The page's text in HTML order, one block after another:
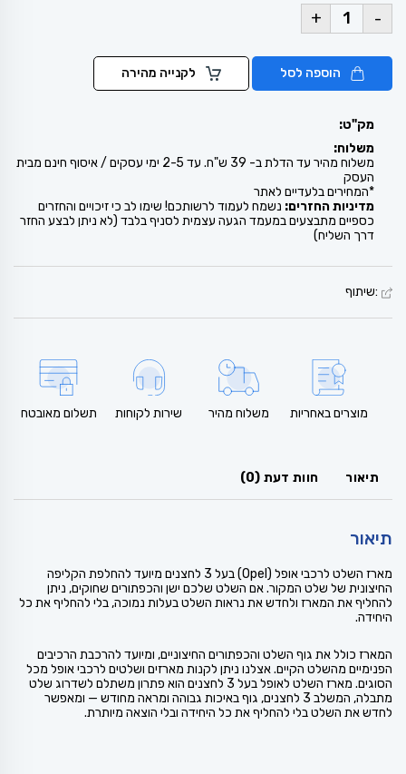
-
+
הוספה לסל לקנייה מהירה
מק"ט:
משלוח:
משלוח מהיר עד הדלת ב- 39 ש"ח. עד 2-5 ימי עסקים / איסוף חינם מבית
העסק
*המחירים בלעדיים לאתר
מדיניות החזרים: נשמח לעמוד לרשותכם! שימו לב כי זיכויים והחזרים
כספיים מתבצעים במעמד הגעה עצמית לסניף בלבד (לא ניתן לבצע החזר
דרך השליח)
:שיתוף
מוצרים באחריות משלוח מהיר שירות לקוחות תשלום מאובטח
תיאור חוות דעת (0)
תיאור
מארז השלט לרכבי אופל (Opel) בעל 3 לחצנים מיועד להחלפת הקליפה
החיצונית של שלט המקור. אם השלט שלכם ישן והכפתורים שחוקים, ניתן
להחליף את המארז ולחדש את נראות השלט בעלות נמוכה, בלי להחליף את כל
היחידה.
המארז כולל את גוף השלט והכפתורים החיצוניים, ומיועד להרכבת הרכיבים
הפנימיים מהשלט הקיים. אצלנו ניתן לקנות מארזים ושלטים לרכבי אופל מכל
הסוגים. מארז השלט לאופל בעל 3 לחצנים הוא פתרון משתלם לשדרוג שלט
מתבלה, המשלב 3 לחצנים, גוף באיכות גבוהה ומראה מחודש — ומאפשר
לחדש את השלט בלי להחליף את כל היחידה ובלי הוצאה מיותרת.